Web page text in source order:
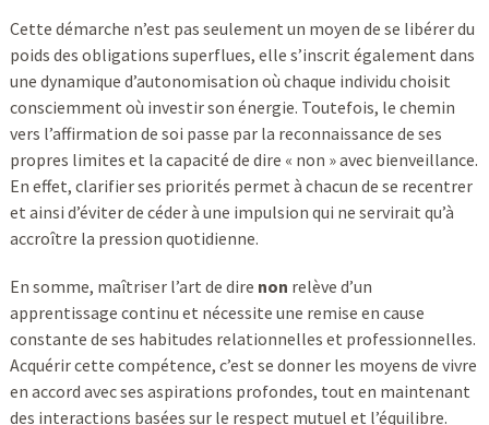
Cette démarche n’est pas seulement un moyen de se libérer du
poids des obligations superflues, elle s’inscrit également dans
une dynamique d’autonomisation où chaque individu choisit
consciemment où investir son énergie. Toutefois, le chemin
vers l’affirmation de soi passe par la reconnaissance de ses
propres limites et la capacité de dire « non » avec bienveillance.
En effet, clarifier ses priorités permet à chacun de se recentrer
et ainsi d’éviter de céder à une impulsion qui ne servirait qu’à
accroître la pression quotidienne.
En somme, maîtriser l’art de dire non relève d’un
apprentissage continu et nécessite une remise en cause
constante de ses habitudes relationnelles et professionnelles.
Acquérir cette compétence, c’est se donner les moyens de vivre
en accord avec ses aspirations profondes, tout en maintenant
des interactions basées sur le respect mutuel et l’équilibre.